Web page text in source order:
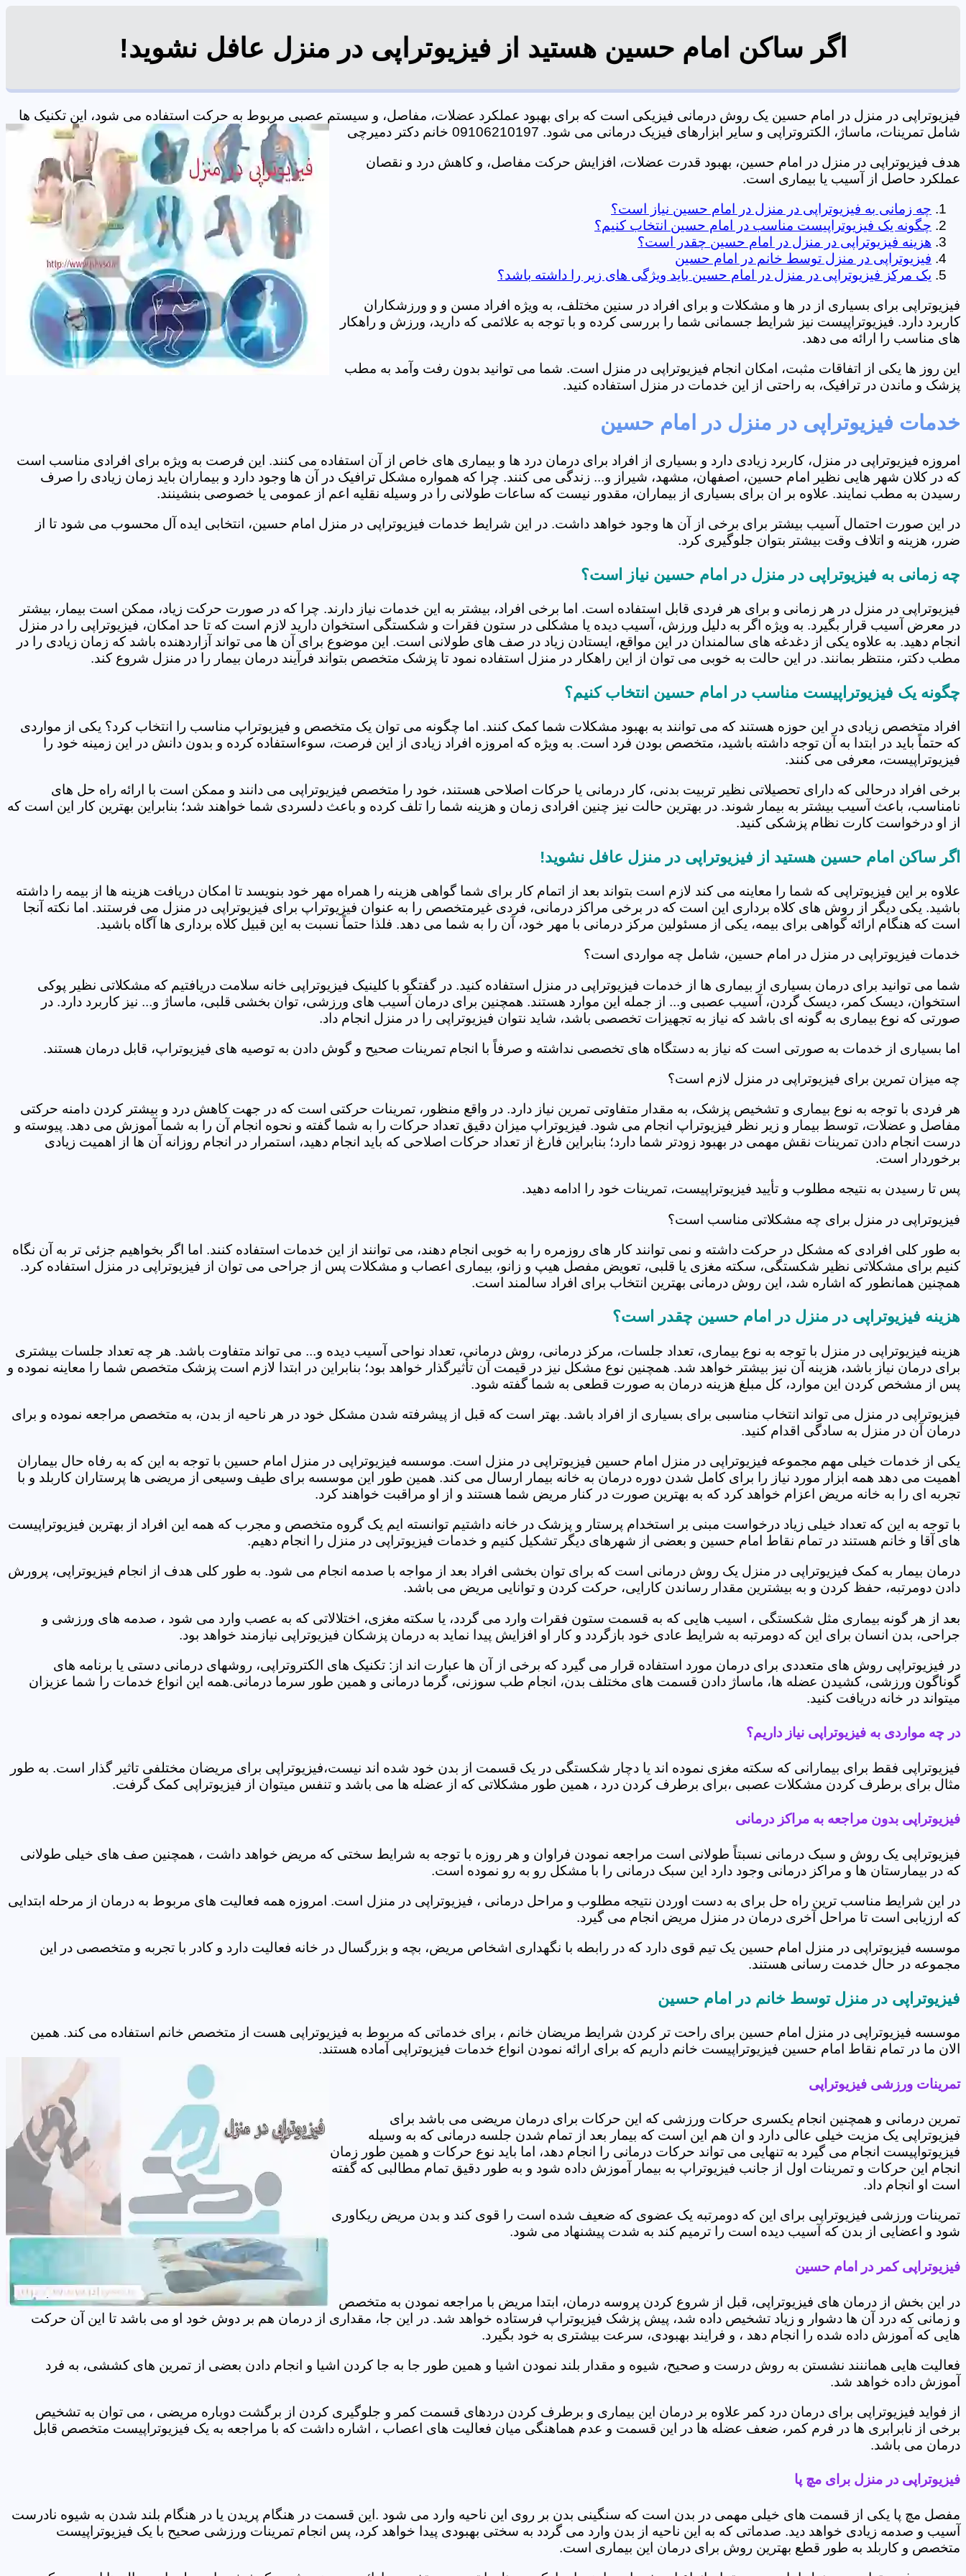
اگر ساکن امام حسین هستید از فیزیوتراپی در منزل عافل نشوید!
فیزیوتراپی در منزل در امام حسین یک روش درمانی فیزیکی است که برای بهبود عملکرد عضلات، مفاصل، و سیستم عصبی مربوط به حرکت استفاده می شود، این تکنیک ها
شامل تمرینات، ماساژ، الکتروتراپی و سایر ابزارهای فیزیک درمانی می شود. 09106210197 خانم دکتر دمیرچی
هدف فیزیوتراپی در منزل در امام حسین، بهبود قدرت عضلات، افزایش حرکت مفاصل، و کاهش درد و نقصان
عملکرد حاصل از آسیب یا بیماری است.
چه زمانی به فیزیوتراپی در منزل در امام حسین نیاز است؟
چگونه یک فیزیوتراپیست مناسب در امام حسین انتخاب کنیم؟
هزینه فیزیوتراپی در منزل در امام حسین چقدر است؟
فیزیوتراپی در منزل توسط خانم در امام حسین
یک مرکز فیزیوتراپی در منزل در امام حسین باید ویژگی های زیر را داشته باشد؟
فیزیوتراپی برای بسیاری از در ها و مشکلات و برای افراد در سنین مختلف، به ویژه افراد مسن و و ورزشکاران
کاربرد دارد. فیزیوتراپیست نیز شرایط جسمانی شما را بررسی کرده و با توجه به علائمی که دارید، ورزش و راهکار
های مناسب را ارائه می دهد.
این روز ها یکی از اتفاقات مثبت، امکان انجام فیزیوتراپی در منزل است. شما می توانید بدون رفت وآمد به مطب
پزشک و ماندن در ترافیک، به راحتی از این خدمات در منزل استفاده کنید.
خدمات فیزیوتراپی در منزل در امام حسین
امروزه فیزیوتراپی در منزل، کاربرد زیادی دارد و بسیاری از افراد برای درمان درد ها و بیماری های خاص از آن استفاده می کنند. این فرصت به ویژه برای افرادی مناسب است
که در کلان شهر هایی نظیر امام حسین، اصفهان، مشهد، شیراز و... زندگی می کنند. چرا که همواره مشکل ترافیک در آن ها وجود دارد و بیماران باید زمان زیادی را صرف
رسیدن به مطب نمایند. علاوه بر ان برای بسیاری از بیماران، مقدور نیست که ساعات طولانی را در وسیله نقلیه اعم از عمومی یا خصوصی بنشینند.
در این صورت احتمال آسیب بیشتر برای برخی از آن ها وجود خواهد داشت. در این شرایط خدمات فیزیوتراپی در منزل امام حسین، انتخابی ایده آل محسوب می شود تا از
ضرر، هزینه و اتلاف وقت بیشتر بتوان جلوگیری کرد.
چه زمانی به فیزیوتراپی در منزل در امام حسین نیاز است؟
فیزیوتراپی در منزل در هر زمانی و برای هر فردی قابل استفاده است. اما برخی افراد، بیشتر به این خدمات نیاز دارند. چرا که در صورت حرکت زیاد، ممکن است بیمار، بیشتر
در معرض آسیب قرار بگیرد. به ویژه اگر به دلیل ورزش، آسیب دیده یا مشکلی در ستون فقرات و شکستگی استخوان دارید لازم است که تا حد امکان، فیزیوتراپی را در منزل
انجام دهید. به علاوه یکی از دغدغه های سالمندان در این مواقع، ایستادن زیاد در صف های طولانی است. این موضوع برای آن ها می تواند آزاردهنده باشد که زمان زیادی را در
مطب دکتر، منتظر بمانند. در این حالت به خوبی می توان از این راهکار در منزل استفاده نمود تا پزشک متخصص بتواند فرآیند درمان بیمار را در منزل شروع کند.
چگونه یک فیزیوتراپیست مناسب در امام حسین انتخاب کنیم؟
افراد متخصص زیادی در این حوزه هستند که می توانند به بهبود مشکلات شما کمک کنند. اما چگونه می توان یک متخصص و فیزیوتراپ مناسب را انتخاب کرد؟ یکی از مواردی
که حتماً باید در ابتدا به آن توجه داشته باشید، متخصص بودن فرد است. به ویژه که امروزه افراد زیادی از این فرصت، سوءاستفاده کرده و بدون دانش در این زمینه خود را
فیزیوتراپیست، معرفی می کنند.
برخی افراد درحالی که دارای تحصیلاتی نظیر تربیت بدنی، کار درمانی یا حرکات اصلاحی هستند، خود را متخصص فیزیوتراپی می دانند و ممکن است با ارائه راه حل های
نامناسب، باعث آسیب بیشتر به بیمار شوند. در بهترین حالت نیز چنین افرادی زمان و هزینه شما را تلف کرده و باعث دلسردی شما خواهند شد؛ بنابراین بهترین کار این است که
از او درخواست کارت نظام پزشکی کنید.
اگر ساکن امام حسین هستید از فیزیوتراپی در منزل عافل نشوید!
علاوه بر این فیزیوتراپی که شما را معاینه می کند لازم است بتواند بعد از اتمام کار برای شما گواهی هزینه را همراه مهر خود بنویسد تا امکان دریافت هزینه ها از بیمه را داشته
باشید. یکی دیگر از روش های کلاه برداری این است که در برخی مراکز درمانی، فردی غیرمتخصص را به عنوان فیزیوتراپ برای فیزیوتراپی در منزل می فرستند. اما نکته آنجا
است که هنگام ارائه گواهی برای بیمه، یکی از مسئولین مرکز درمانی با مهر خود، آن را به شما می دهد. فلذا حتماً نسبت به این قبیل کلاه برداری ها آگاه باشید.
خدمات فیزیوتراپی در منزل در امام حسین، شامل چه مواردی است؟
شما می توانید برای درمان بسیاری از بیماری ها از خدمات فیزیوتراپی در منزل استفاده کنید. در گفتگو با کلینیک فیزیوتراپی خانه سلامت دریافتیم که مشکلاتی نظیر پوکی
استخوان، دیسک کمر، دیسک گردن، آسیب عصبی و... از جمله این موارد هستند. همچنین برای درمان آسیب های ورزشی، توان بخشی قلبی، ماساژ و... نیز کاربرد دارد. در
صورتی که نوع بیماری به گونه ای باشد که نیاز به تجهیزات تخصصی باشد، شاید نتوان فیزیوتراپی را در منزل انجام داد.
اما بسیاری از خدمات به صورتی است که نیاز به دستگاه های تخصصی نداشته و صرفاً با انجام تمرینات صحیح و گوش دادن به توصیه های فیزیوتراپ، قابل درمان هستند.
چه میزان تمرین برای فیزیوتراپی در منزل لازم است؟
هر فردی با توجه به نوع بیماری و تشخیص پزشک، به مقدار متفاوتی تمرین نیاز دارد. در واقع منظور، تمرینات حرکتی است که در جهت کاهش درد و بیشتر کردن دامنه حرکتی
مفاصل و عضلات، توسط بیمار و زیر نظر فیزیوتراپ انجام می شود. فیزیوتراپ میزان دقیق تعداد حرکات را به شما گفته و نحوه انجام آن را به شما آموزش می دهد. پیوسته و
درست انجام دادن تمرینات نقش مهمی در بهبود زودتر شما دارد؛ بنابراین فارغ از تعداد حرکات اصلاحی که باید انجام دهید، استمرار در انجام روزانه آن ها از اهمیت زیادی
برخوردار است.
پس تا رسیدن به نتیجه مطلوب و تأیید فیزیوتراپیست، تمرینات خود را ادامه دهید.
فیزیوتراپی در منزل برای چه مشکلاتی مناسب است؟
به طور کلی افرادی که مشکل در حرکت داشته و نمی توانند کار های روزمره را به خوبی انجام دهند، می توانند از این خدمات استفاده کنند. اما اگر بخواهیم جزئی تر به آن نگاه
کنیم برای مشکلاتی نظیر شکستگی، سکته مغزی یا قلبی، تعویض مفصل هیپ و زانو، بیماری اعصاب و مشکلات پس از جراحی می توان از فیزیوتراپی در منزل استفاده کرد.
همچنین همانطور که اشاره شد، این روش درمانی بهترین انتخاب برای افراد سالمند است.
هزینه فیزیوتراپی در منزل در امام حسین چقدر است؟
هزینه فیزیوتراپی در منزل با توجه به نوع بیماری، تعداد جلسات، مرکز درمانی، روش درمانی، تعداد نواحی آسیب دیده و... می تواند متفاوت باشد. هر چه تعداد جلسات بیشتری
برای درمان نیاز باشد، هزینه آن نیز بیشتر خواهد شد. همچنین نوع مشکل نیز در قیمت آن تأثیرگذار خواهد بود؛ بنابراین در ابتدا لازم است پزشک متخصص شما را معاینه نموده و
پس از مشخص کردن این موارد، کل مبلغ هزینه درمان به صورت قطعی به شما گفته شود.
فیزیوتراپی در منزل می تواند انتخاب مناسبی برای بسیاری از افراد باشد. بهتر است که قبل از پیشرفته شدن مشکل خود در هر ناحیه از بدن، به متخصص مراجعه نموده و برای
درمان آن در منزل به سادگی اقدام کنید.
یکی از خدمات خیلی مهم مجموعه فیزیوتراپی در منزل امام حسین فیزیوتراپی در منزل است. موسسه فیزیوتراپی در منزل امام حسین با توجه به این که به رفاه حال بیماران
اهمیت می دهد همه ابزار مورد نیاز را برای کامل شدن دوره درمان به خانه بیمار ارسال می کند. همین طور این موسسه برای طیف وسیعی از مریضی ها پرستاران کاربلد و با
تجربه ای را به خانه مریض اعزام خواهد کرد که به بهترین صورت در کنار مریض شما هستند و از او مراقبت خواهند کرد.
با توجه به این که تعداد خیلی زیاد درخواست مبنی بر استخدام پرستار و پزشک در خانه داشتیم توانسته ایم یک گروه متخصص و مجرب که همه این افراد از بهترین فیزیوتراپیست
های آقا و خانم هستند در تمام نقاط امام حسین و بعضی از شهرهای دیگر تشکیل کنیم و خدمات فیزیوتراپی در منزل را انجام دهیم.
درمان بیمار به کمک فیزیوتراپی در منزل یک روش درمانی است که برای توان بخشی افراد بعد از مواجه با صدمه انجام می شود. به طور کلی هدف از انجام فیزیوتراپی، پرورش
دادن دومرتبه، حفظ کردن و به بیشترین مقدار رساندن کارایی، حرکت کردن و توانایی مریض می باشد.
بعد از هر گونه بیماری مثل شکستگی ، اسیب هایی که به قسمت ستون فقرات وارد می گردد، یا سکته مغزی، اختلالاتی که به عصب وارد می شود ، صدمه های ورزشی و
جراحی، بدن انسان برای این که دومرتبه به شرایط عادی خود بازگردد و کار او افزایش پیدا نماید به درمان پزشکان فیزیوتراپی نیازمند خواهد بود.
در فیزیوتراپی روش های متعددی برای درمان مورد استفاده قرار می گیرد که برخی از آن ها عبارت اند از: تکنیک های الکتروتراپی، روشهای درمانی دستی یا برنامه های
گوناگون ورزشی، کشیدن عضله ها، ماساژ دادن قسمت های مختلف بدن، انجام طب سوزنی، گرما درمانی و همین طور سرما درمانی.همه این انواع خدمات را شما عزیزان
میتواند در خانه دریافت کنید.
در چه مواردی به فیزیوتراپی نیاز داریم؟
فیزیوتراپی فقط برای بیمارانی که سکته مغزی نموده اند یا دچار شکستگی در یک قسمت از بدن خود شده اند نیست،فیزیوتراپی برای مریضان مختلفی تاثیر گذار است. به طور
مثال برای برطرف کردن مشکلات عصبی ،برای برطرف کردن درد ، همین طور مشکلاتی که از عضله ها می باشد و تنفس میتوان از فیزیوتراپی کمک گرفت.
فیزیوتراپی بدون مراجعه به مراکز درمانی
فیزیوتراپی یک روش و سبک درمانی نسبتاً طولانی است مراجعه نمودن فراوان و هر روزه با توجه به شرایط سختی که مریض خواهد داشت ، همچنین صف های خیلی طولانی
که در بیمارستان ها و مراکز درمانی وجود دارد این سبک درمانی را با مشکل رو به رو نموده است.
در این شرایط مناسب ترین راه حل برای به دست اوردن نتیجه مطلوب و مراحل درمانی ، فیزیوتراپی در منزل است. امروزه همه فعالیت های مربوط به درمان از مرحله ابتدایی
که ارزیابی است تا مراحل آخری درمان در منزل مریض انجام می گیرد.
موسسه فیزیوتراپی در منزل امام حسین یک تیم قوی دارد که در رابطه با نگهداری اشخاص مریض، بچه و بزرگسال در خانه فعالیت دارد و کادر با تجربه و متخصصی در این
مجموعه در حال خدمت رسانی هستند.
فیزیوتراپی در منزل توسط خانم در امام حسین
موسسه فیزیوتراپی در منزل امام حسین برای راحت تر کردن شرایط مریضان خانم ، برای خدماتی که مربوط به فیزیوتراپی هست از متخصص خانم استفاده می کند. همین
الان ما در تمام نقاط امام حسین فیزیوتراپیست خانم داریم که برای ارائه نمودن انواع خدمات فیزیوتراپی آماده هستند.
تمرینات ورزشی فیزیوتراپی
تمرین درمانی و همچنین انجام یکسری حرکات ورزشی که این حرکات برای درمان مریضی می باشد برای
فیزیوتراپی یک مزیت خیلی عالی دارد و ان هم این است که بیمار بعد از تمام شدن جلسه درمانی که به وسیله
فیزیوتواپیست انجام می گیرد به تنهایی می تواند حرکات درمانی را انجام دهد، اما باید نوع حرکات و همین طور زمان
انجام این حرکات و تمرینات اول از جانب فیزیوتراپ به بیمار آموزش داده شود و به طور دقیق تمام مطالبی که گفته
است او انجام داد.
تمرینات ورزشی فیزیوتراپی برای این که دومرتبه یک عضوی که ضعیف شده است را قوی کند و بدن مریض ریکاوری
شود و اعضایی از بدن که آسیب دیده است را ترمیم کند به شدت پیشنهاد می شود.
فیزیوتراپی کمر در امام حسین
در این بخش از درمان های فیزیوتراپی، قبل از شروع کردن پروسه درمان، ابتدا مریض با مراجعه نمودن به متخصص
و زمانی که درد آن ها دشوار و زیاد تشخیص داده شد، پیش پزشک فیزیوتراپ فرستاده خواهد شد. در این جا، مقداری از درمان هم بر دوش خود او می باشد تا این آن حرکت
هایی که آموزش داده شده را انجام دهد ، و فرایند بهبودی، سرعت بیشتری به خود بگیرد.
فعالیت هایی هماننند نشستن به روش درست و صحیح، شیوه و مقدار بلند نمودن اشیا و همین طور جا به جا کردن اشیا و انجام دادن بعضی از تمرین های کششی، به فرد
آموزش داده خواهد شد.
از فواید فیزیوتراپی برای درمان درد کمر علاوه بر درمان این بیماری و برطرف کردن دردهای قسمت کمر و جلوگیری کردن از برگشت دوباره مریضی ، می توان به تشخیص
برخی از نابرابری ها در فرم کمر، ضعف عضله ها در این قسمت و عدم هماهنگی میان فعالیت های اعصاب ، اشاره داشت که با مراجعه به یک فیزیوتراپیست متخصص قابل
درمان می باشد.
فیزیوتراپی در منزل برای مچ پا
مفصل مچ پا یکی از قسمت های خیلی مهمی در بدن است که سنگینی بدن بر روی این ناحیه وارد می شود .این قسمت در هنگام پریدن یا در هنگام بلند شدن به شیوه نادرست
آسیب و صدمه زیادی خواهد دید. صدماتی که به این ناحیه از بدن وارد می گردد به سختی بهبودی پیدا خواهد کرد، پس انجام تمرینات ورزشی صحیح با یک فیزیوتراپیست
متخصص و کاربلد به طور قطع بهترین روش برای درمان این بیماری است.